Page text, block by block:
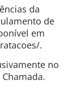
da
de
em
.
no